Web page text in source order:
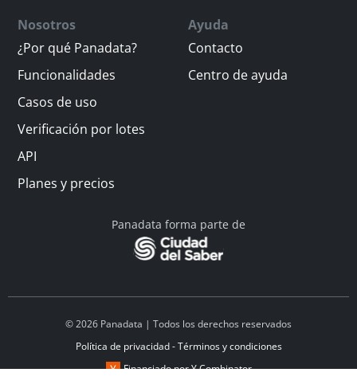
Nosotros
¿Por qué Panadata?
Funcionalidades
Casos de uso
Verificación por lotes
API
Planes y precios
Ayuda
Contacto
Centro de ayuda
Panadata forma parte de
© 2026 Panadata | Todos los derechos reservados
Política de privacidad - Términos y condiciones
Financiado por Y Combinator